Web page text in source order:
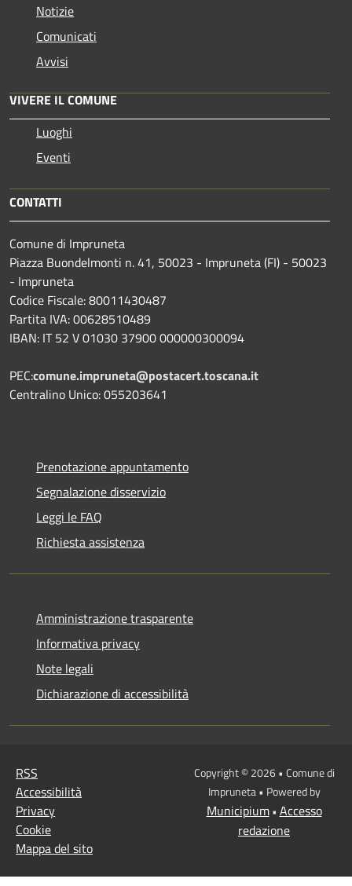
Notizie
Comunicati
Avvisi
VIVERE IL COMUNE
Luoghi
Eventi
CONTATTI
Comune di Impruneta
Piazza Buondelmonti n. 41, 50023 - Impruneta (FI) - 50023
- Impruneta
Codice Fiscale: 80011430487
Partita IVA: 00628510489
IBAN: IT 52 V 01030 37900 000000300094
PEC:comune.impruneta@postacert.toscana.it
Centralino Unico: 055203641
Prenotazione appuntamento
Segnalazione disservizio
Leggi le FAQ
Richiesta assistenza
Amministrazione trasparente
Informativa privacy
Note legali
Dichiarazione di accessibilità
RSS
Accessibilità
Privacy
Cookie
Mappa del sito
Copyright © 2026 • Comune di
Impruneta • Powered by
Municipium• Accesso
redazione